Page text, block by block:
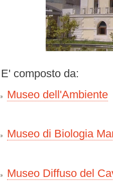
E' composto da:
Museo dell'Ambiente
Museo di Biologia
Museo Diffuso del